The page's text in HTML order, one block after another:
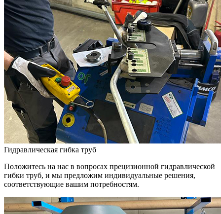
Гидравлическая гибка труб
Положитесь на нас в вопросах прецизионной гидравлической
гибки труб, и мы предложим индивидуальные решения,
соответствующие вашим потребностям.